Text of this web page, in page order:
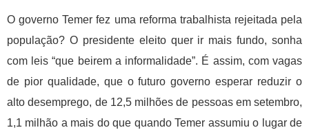
O governo Temer fez uma reforma trabalhista rejeitada pela
população? O presidente eleito quer ir mais fundo, sonha
com leis “que beirem a informalidade”. É assim, com vagas
de pior qualidade, que o futuro governo esperar reduzir o
alto desemprego, de 12,5 milhões de pessoas em setembro,
1,1 milhão a mais do que quando Temer assumiu o lugar de